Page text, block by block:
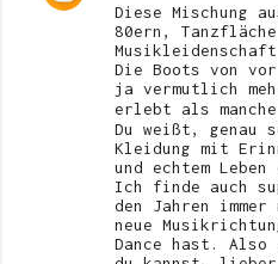
Diese Mischung
80ern,
Die Boots von vor
ja vermutlich
erlebt als
Du weißt, genau
Kleidung mit
und echtem
Ich finde auch
den Jahren
neue
Dance hast. Also